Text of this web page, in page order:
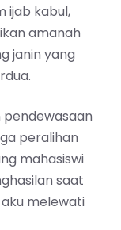
ijab kabul,
amanah
janin yang
pendewasaan
peralihan
mahasiswi
saat
melewati